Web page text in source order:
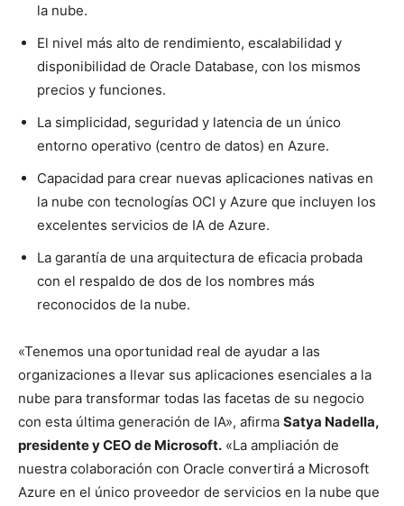
la nube.
El nivel más alto de rendimiento, escalabilidad y
disponibilidad de Oracle Database, con los mismos
precios y funciones.
La simplicidad, seguridad y latencia de un único
entorno operativo (centro de datos) en Azure.
Capacidad para crear nuevas aplicaciones nativas en
la nube con tecnologías OCI y Azure que incluyen los
excelentes servicios de IA de Azure.
La garantía de una arquitectura de eficacia probada
con el respaldo de dos de los nombres más
reconocidos de la nube.
«Tenemos una oportunidad real de ayudar a las
organizaciones a llevar sus aplicaciones esenciales a la
nube para transformar todas las facetas de su negocio
con esta última generación de IA», afirma Satya Nadella,
presidente y CEO de Microsoft. «La ampliación de
nuestra colaboración con Oracle convertirá a Microsoft
Azure en el único proveedor de servicios en la nube que